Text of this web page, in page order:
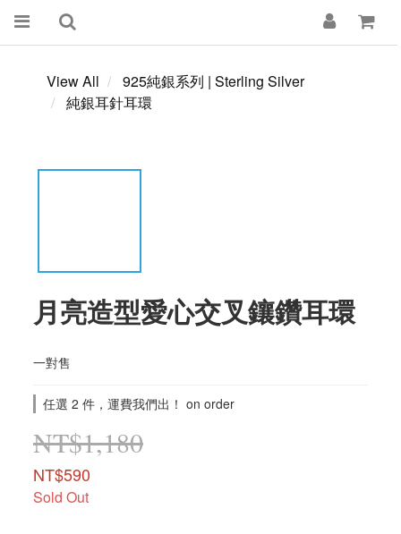
View All
925純銀系列 | Sterling Silver
純銀耳針耳環
月亮造型愛心交叉鑲鑽耳環
一對售
任選 2 件，運費我們出！ on order
NT$1,180
NT$590
Sold Out